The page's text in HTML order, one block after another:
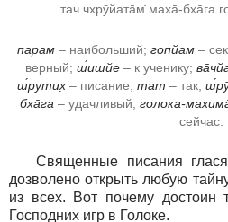
тач чхрӯйата̄м̇ маха̄-бха̄га
парам– наибольший; гопйам–
верный; ш́ишйе – к ученику;
ш́рутих̣– писание; тат – так;
бха̄га – удачливый; голока-
сейчас.
Священные писания
дозволено открыть любую
из всех. Вот почему достоин
Господних игр в Голоке.